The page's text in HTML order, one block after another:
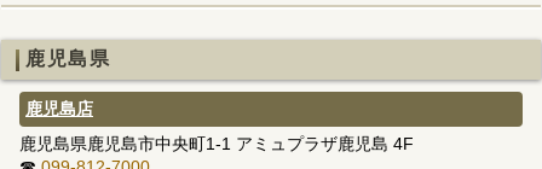
鹿児島県
鹿児島店
鹿児島県鹿児島市中央町1-1 アミュプラザ鹿児島 4F